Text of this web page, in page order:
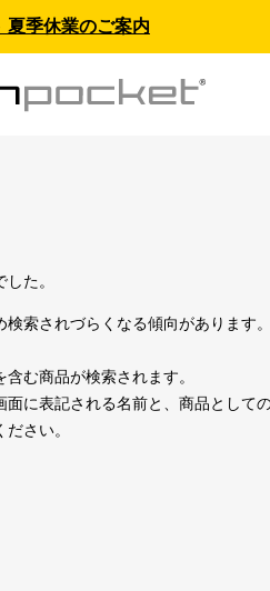
夏季休業のご案内
た。
索されづらくなる傾向がありま
む商品が検索されます。
に表記される名前と、商品とし
さい。